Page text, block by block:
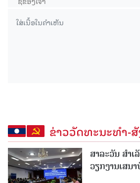
ຂ່າວວັດທະນະທຳ-
ສາລະວັນ ສໍາ
ວຽກງານເສນ